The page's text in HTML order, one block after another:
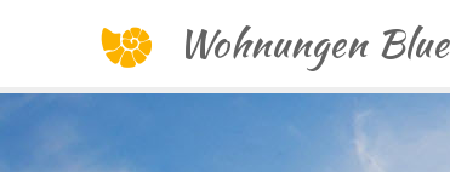
Wohnungen Blue